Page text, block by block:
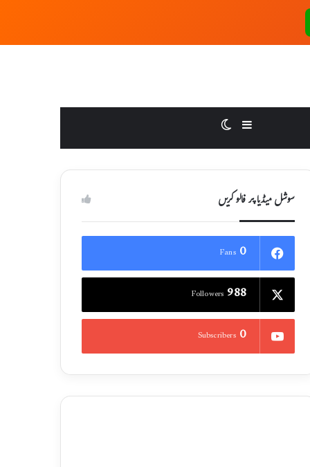
Sidebar
سوشل میڈیا پر فالو کریں
0
Fans
988
Followers
0
Subscribers